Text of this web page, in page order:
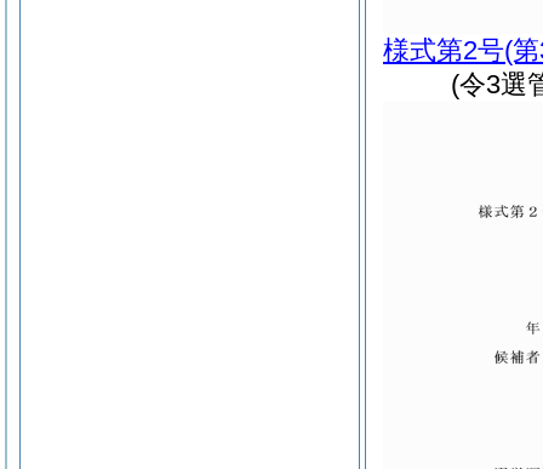
様式第2号(
(令3選